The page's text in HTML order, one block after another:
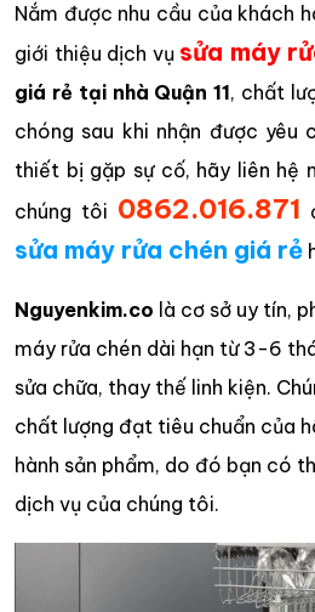
Nắm được nhu cầu của khách
giới thiệu dịch vụ sửa máy
giá rẻ tại nhà Quận 11, chất
chóng sau khi nhận được yêu
thiết bị gặp sự cố, hãy liên hệ
chúng tôi 0862.016.871
sửa máy rửa chén giá rẻ
Nguyenkim.co là cơ sở uy tín,
máy rửa chén dài hạn từ 3-6
sửa chữa, thay thế linh kiện.
chất lượng đạt tiêu chuẩn của
hành sản phẩm, do đó bạn có
dịch vụ của chúng tôi.